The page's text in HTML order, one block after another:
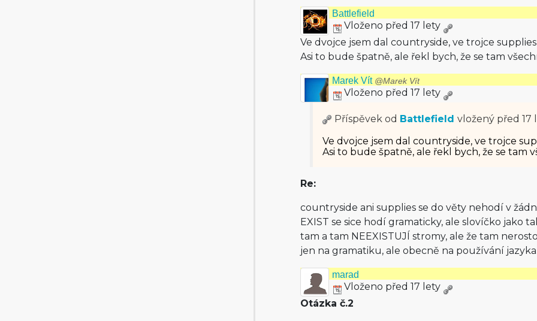
Battlefield
Vloženo před 17 lety
Ve dvojce jsem dal countryside, ve trojce
Asi to bude špatně, ale řekl bych, že se tam
Marek Vít @Marek Vít
Vloženo před 17 lety
Příspěvek od Battlefield vložený před 17
Ve dvojce jsem dal countryside, ve trojce
Asi to bude špatně, ale řekl bych, že se tam
Re:
countryside ani supplies se do věty nehodí v
EXIST se sice hodí gramaticky, ale slovíčko jako
tam a tam NEEXISTUJÍ stromy, ale že tam
jen na gramatiku, ale obecně na používání
marad
Vloženo před 17 lety
Otázka č.2